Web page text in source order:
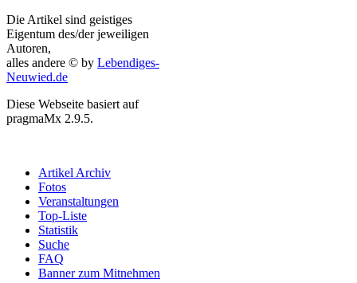
Die Artikel sind geistiges
Eigentum des/der jeweiligen
Autoren,
alles andere © by Lebendiges-
Neuwied.de
Diese Webseite basiert auf
pragmaMx 2.9.5.
Artikel Archiv
Fotos
Veranstaltungen
Top-Liste
Statistik
Suche
FAQ
Banner zum Mitnehmen